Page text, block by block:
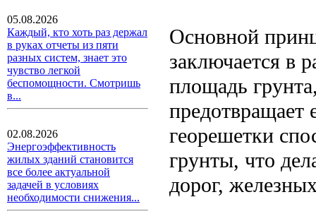
05.08.2026
Каждый, кто хоть раз держал
в руках отчеты из пяти
разных систем, знает это
чувство легкой
беспомощности. Смотришь
в...
02.08.2026
Энергоэффективность
жилых зданий становится
все более актуальной
задачей в условиях
необходимости снижения...
Основной
заключается в
площадь
предотвращает
георешетки
грунты, что
дорог,